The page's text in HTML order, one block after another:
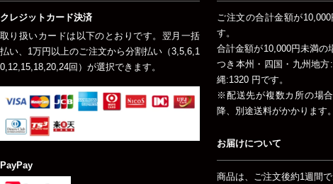
クレジットカード決済
取り扱いカードは以下のとおりです。翌月一括
払い、1万円以上のご注文から分割払い（3,5,6,1
0,12,15,18,20,24回）が選択できます。
PayPay
ご注文の合計金額が
す。
合計金額が10,000円未満の
つき本州・四国・九州地方
縄:1320 円です。
※配送先が複数カ所の場
降、別途送料がかかります。
お届けについて
商品は、ご注文後約1週間で